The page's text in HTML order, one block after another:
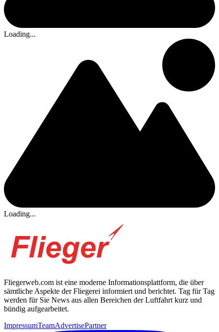
Loading...
Loading...
Fliegerweb.com ist eine moderne Informationsplattform, die über
sämtliche Aspekte der Fliegerei informiert und berichtet. Tag für Tag
werden für Sie News aus allen Bereichen der Luftfahrt kurz und
bündig aufgearbeitet.
ImpressumTeamAdvertisePartner